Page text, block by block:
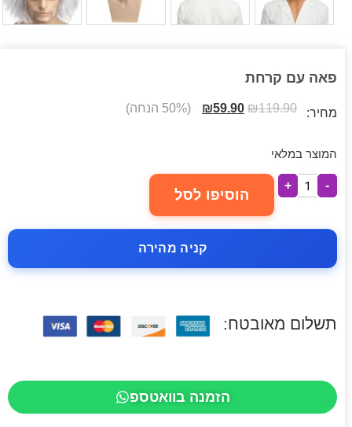
פאה עם קרחת
מחיר: ₪119.90
₪59.90 (50% הנחה)
המוצר במלאי
-
+
הוסיפו לסל
קניה מהירה
תשלום מאובטח:
הזמנה בוואטספ